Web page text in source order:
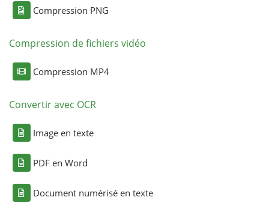
Compression PNG
Compression de fichiers vidéo
Compression MP4
Convertir avec OCR
Image en texte
PDF en Word
Document numérisé en texte